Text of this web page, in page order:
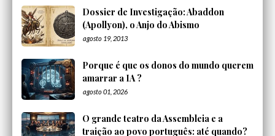
Dossier de Investigação: Abaddon
(Apollyon), o Anjo do Abismo
agosto 19, 2013
Porque é que os donos do mundo querem
amarrar a IA ?
agosto 01, 2026
O grande teatro da Assembleia e a
traição ao povo português: até quando?